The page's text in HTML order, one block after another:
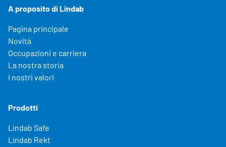
A proposito di Lindab
Pagina principale
Novità
Occupazioni e carriera
La nostra storia
I nostri valori
Prodotti
Lindab Safe
Lindab Rekt